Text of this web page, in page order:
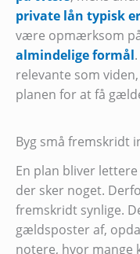
private lån typisk
være opmærksom
almindelige formål
relevante som
planen for at få
Byg små fremskridt
En plan bliver
der sker noget.
fremskridt synlige.
gældsposter af,
notere, hvor mange